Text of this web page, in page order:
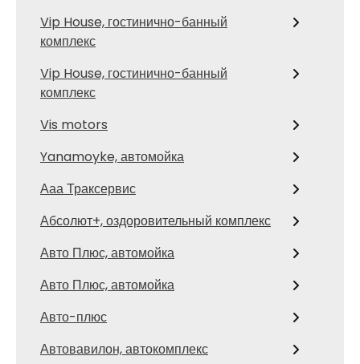
Vip House, гостинично-банный
комплекс
Vip House, гостинично-банный
комплекс
Vis motors
Yanamoyke, автомойка
Ааа Траксервис
Абсолют+, оздоровительный комплекс
Авто Плюс, автомойка
Авто Плюс, автомойка
Авто-плюс
Автовавилон, автокомплекс